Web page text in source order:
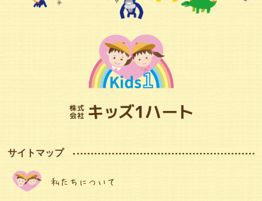
サイトマップ
私たちについて